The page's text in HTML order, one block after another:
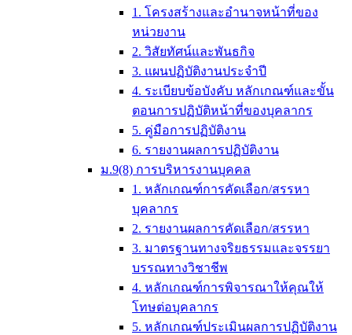
1. โครงสร้างและอำนาจหน้าที่ของ
หน่วยงาน
2. วิสัยทัศน์และพันธกิจ
3. แผนปฏิบัติงานประจำปี
4. ระเบียบข้อบังคับ หลักเกณฑ์และขั้น
ตอนการปฏิบัติหน้าที่ของบุคลากร
5. คู่มือการปฏิบัติงาน
6. รายงานผลการปฏิบัติงาน
ม.9(8) การบริหารงานบุคคล
1. หลักเกณฑ์การคัดเลือก/สรรหา
บุคลากร
2. รายงานผลการคัดเลือก/สรรหา
3. มาตรฐานทางจริยธรรมและจรรยา
บรรณทางวิชาชีพ
4. หลักเกณฑ์การพิจารณาให้คุณให้
โทษต่อบุคลากร
5. หลักเกณฑ์ประเมินผลการปฏิบัติงาน